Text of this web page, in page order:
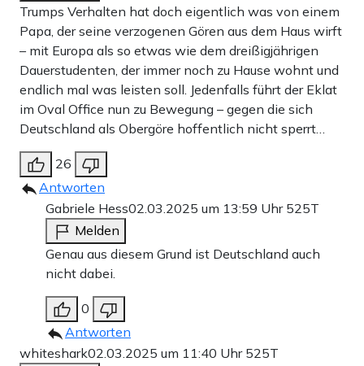
Trumps Verhalten hat doch eigentlich was von einem
Papa, der seine verzogenen Gören aus dem Haus wirft
– mit Europa als so etwas wie dem dreißigjährigen
Dauerstudenten, der immer noch zu Hause wohnt und
endlich mal was leisten soll. Jedenfalls führt der Eklat
im Oval Office nun zu Bewegung – gegen die sich
Deutschland als Obergöre hoffentlich nicht sperrt…
26
Antworten
Gabriele Hess02.03.2025 um 13:59 Uhr 525T
Melden
Genau aus diesem Grund ist Deutschland auch
nicht dabei.
0
Antworten
whiteshark02.03.2025 um 11:40 Uhr 525T